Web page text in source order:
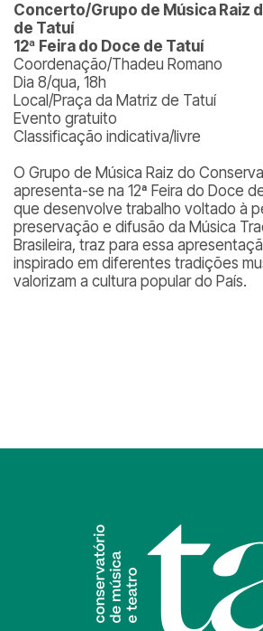
Concerto/Grupo de Música Raiz
de Tatuí
12ª Feira do Doce de Tatuí
Coordenação/Thadeu Romano
Dia 8/qua, 18h
Local/Praça da Matriz de Tatuí
Evento gratuito
Classificação indicativa/livre
O Grupo de Música Raiz do
apresenta-se na 12ª Feira do Doce
que desenvolve trabalho voltado à
preservação e difusão da Música
Brasileira, traz para essa
inspirado em diferentes tradições
valorizam a cultura popular do País.